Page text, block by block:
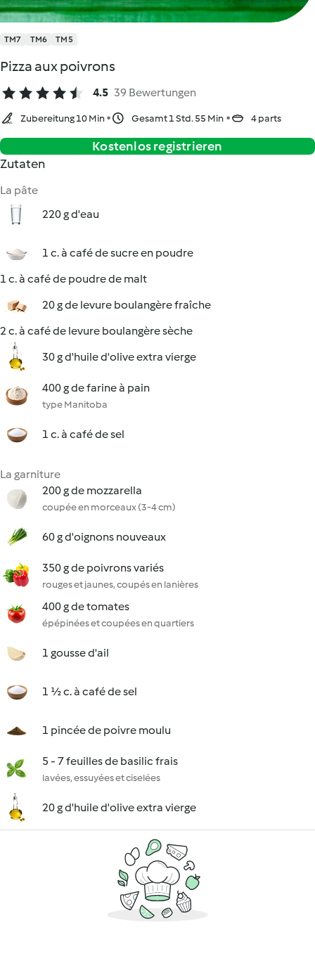
TM7 TM6 TM5
Pizza aux poivrons
4.5 39 Bewertungen
Zubereitung 10 Min Gesamt 1 Std. 55 Min 4 parts
Kostenlos registrieren
Zutaten
La pâte
220 g d'eau
1 c. à café de sucre en poudre
1 c. à café de poudre de malt
20 g de levure boulangère fraîche
2 c. à café de levure boulangère sèche
30 g d'huile d'olive extra vierge
400 g de farine à pain
type Manitoba
1 c. à café de sel
La garniture
200 g de mozzarella
coupée en morceaux (3-4 cm)
60 g d'oignons nouveaux
350 g de poivrons variés
rouges et jaunes, coupés en lanières
400 g de tomates
épépinées et coupées en quartiers
1 gousse d'ail
1 ½ c. à café de sel
1 pincée de poivre moulu
5 - 7 feuilles de basilic frais
lavées, essuyées et ciselées
20 g d'huile d'olive extra vierge